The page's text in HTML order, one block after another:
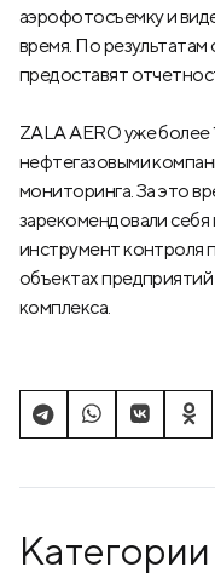
аэрофотосъемку и
время. По
предоставят
ZALA AERO уже
нефтегазовыми
мониторинга. За это
зарекомендовали
инструмент контроля
объектах
комплекса.
Категории